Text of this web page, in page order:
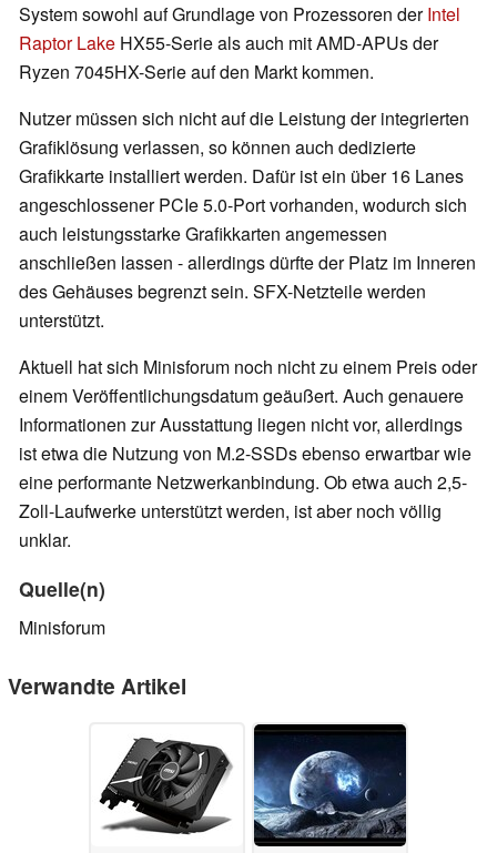
System sowohl auf Grundlage von Prozessoren derIntel
Raptor Lake HX55-Serie als auch mit AMD-APUs der
Ryzen 7045HX-Serie auf den Markt kommen.
Nutzer müssen sich nicht auf die Leistung der integrierten
Grafiklösung verlassen, so können auch dedizierte
Grafikkarte installiert werden. Dafür ist ein über 16 Lanes
angeschlossener PCIe 5.0-Port vorhanden, wodurch sich
auch leistungsstarke Grafikkarten angemessen
anschließen lassen - allerdings dürfte der Platz im Inneren
des Gehäuses begrenzt sein. SFX-Netzteile werden
unterstützt.
Aktuell hat sich Minisforum noch nicht zu einem Preis oder
einem Veröffentlichungsdatum geäußert. Auch genauere
Informationen zur Ausstattung liegen nicht vor, allerdings
ist etwa die Nutzung von M.2-SSDs ebenso erwartbar wie
eine performante Netzwerkanbindung. Ob etwa auch 2,5-
Zoll-Laufwerke unterstützt werden, ist aber noch völlig
unklar.
Quelle(n)
Minisforum
Verwandte Artikel